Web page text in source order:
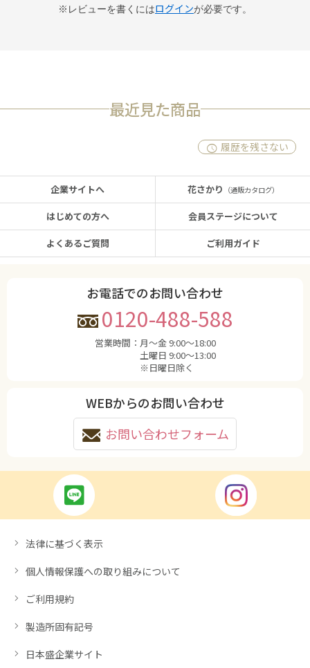
※レビューを書くにはログインが必要です。
最近見た商品
履歴を残さない
企業サイトへ
はじめての方へ
よくあるご質問
花さかり （通販カタログ）
会員ステージについて
ご利用ガイド
お電話でのお問い合わせ
0120-488-588
営業時間： 月〜金 9:00〜18:00
土曜日 9:00〜13:00
※日曜日除く
WEBからのお問い合わせ
お問い合わせフォーム
法律に基づく表示
個人情報保護への取り組みについて
ご利用規約
製造所固有記号
日本盛企業サイト